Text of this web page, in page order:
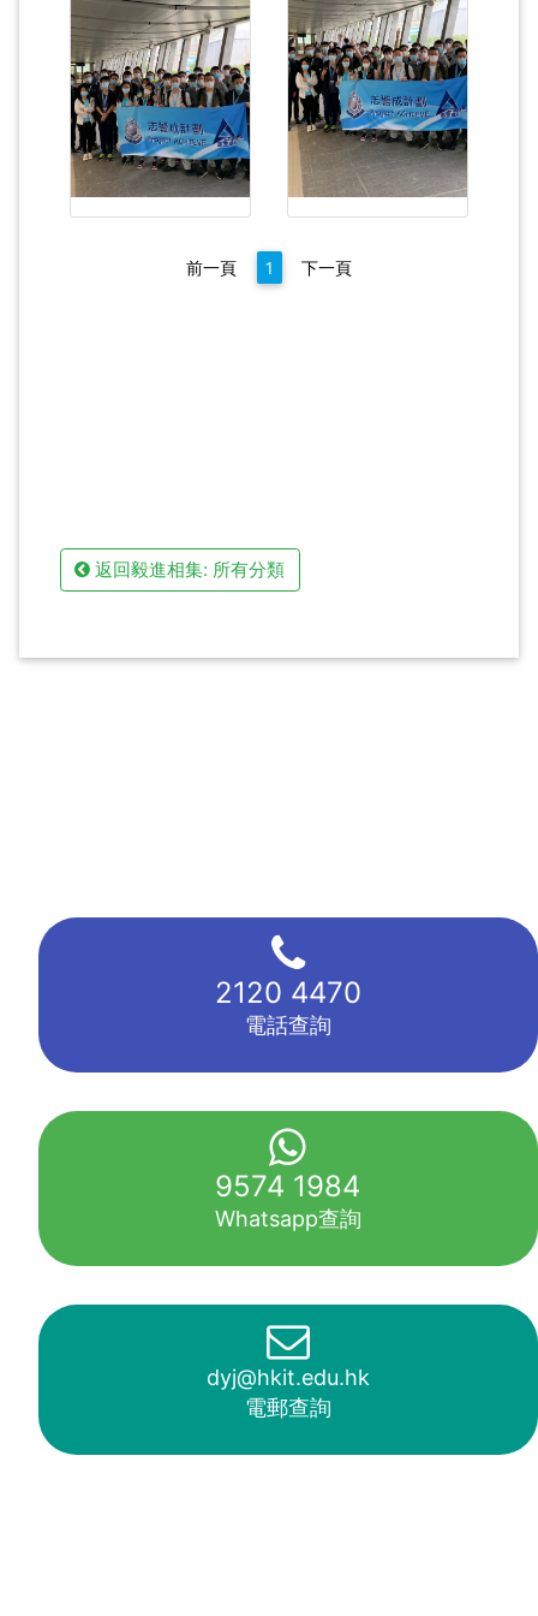
前一頁 1 下一頁
返回毅進相集: 所有分類
2120 4470
電話查詢
9574 1984
Whatsapp查詢
dyj@hkit.edu.hk
電郵查詢